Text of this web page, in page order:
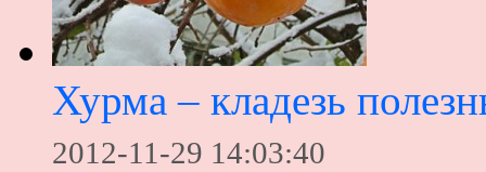
Хурма – кладезь
2012-11-29 14:03:40